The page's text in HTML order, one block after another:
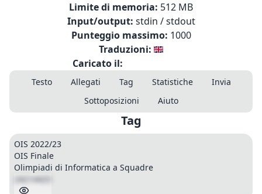
Limite di memoria: 512 MB
Input/output: stdin / stdout
Punteggio massimo: 1000
Traduzioni:
Caricato il:
Testo Allegati Tag Statistiche
Invia
Sottoposizioni
Aiuto
Tag
OIS 2022/23
OIS Finale
Olimpiadi di Informatica a Squadre
24214425